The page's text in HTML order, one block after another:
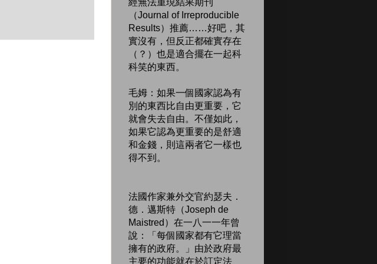
經無法重現結果期刊
（Journal of Irreproducible
Results）推薦……好吧，其
實沒有，但反正都確實存在
（？）也是適合擺在一起科
科笑的東西。
毛姆：如果一個國家認為有
別的東西比自由更重要，它
就會失去自由。不僅如此，
如果它認為更重要的是舒適
和金錢，則這兩者它一樣也
得不到。
法國作家兼外交官約瑟夫．
德．邁斯特（Joseph de
Maistred）在一八一一年曾
說：「每個國家都有它理當
擁有的政府。」由於政府最
主要的功能就在於訂定法